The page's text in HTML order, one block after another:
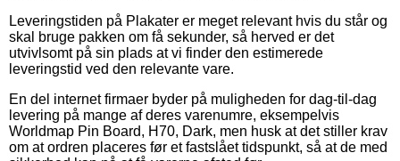
Leveringstiden på Plakater er meget relevant hvis du står og
skal bruge pakken om få sekunder, så herved er det
utvivlsomt på sin plads at vi finder den estimerede
leveringstid ved den relevante vare.
En del internet firmaer byder på muligheden for dag-til-dag
levering på mange af deres varenumre, eksempelvis
Worldmap Pin Board, H70, Dark, men husk at det stiller krav
om at ordren placeres før et fastslået tidspunkt, så at de med